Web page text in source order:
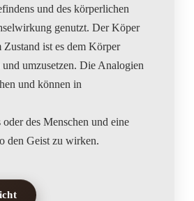
und des körperlichen
genutzt. Der Köper
Zustand ist es dem Körper
umzusetzen. Die Analogien
und können in
des Menschen und eine